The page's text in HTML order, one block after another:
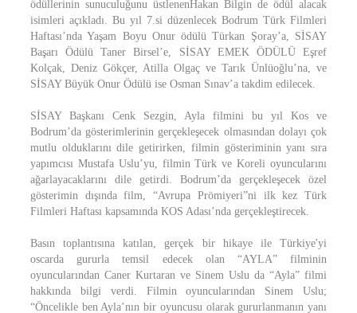
ödüllerinin sunuculuğunu üstlenenHakan Bilgin de ödül alacak
isimleri açıkladı. Bu yıl 7.si düzenlecek Bodrum Türk Filmleri
Haftası’nda Yaşam Boyu Onur ödülü Türkan Şoray’a, SİSAY
Başarı Ödülü Taner Birsel’e, SİSAY EMEK ÖDÜLÜ Eşref
Kolçak, Deniz Gökçer, Atilla Olgaç ve Tarık Ünlüoğlu’na, ve
SİSAY Büyük Onur Ödülü ise Osman Sınav’a takdim edilecek.
SİSAY Başkanı Cenk Sezgin, Ayla filmini bu yıl Kos ve
Bodrum’da gösterimlerinin gerçekleşecek olmasından dolayı çok
mutlu olduklarını dile getirirken, filmin gösteriminin yanı sıra
yapımcısı Mustafa Uslu’yu, filmin Türk ve Koreli oyuncularını
ağarlayacaklarını dile getirdi. Bodrum’da gerçekleşecek özel
gösterimin dışında film, “Avrupa Prömiyeri”ni ilk kez Türk
Filmleri Haftası kapsamında KOS Adası’nda gerçekleştirecek.
Basın toplantısına katılan, gerçek bir hikaye ile Türkiye'yi
oscarda gururla temsil edecek olan “AYLA” filminin
oyuncularından Caner Kurtaran ve Sinem Uslu da “Ayla” filmi
hakkında bilgi verdi. Filmin oyuncularından Sinem Uslu;
“Öncelikle ben Ayla’nın bir oyuncusu olarak gururlanmanın yanı